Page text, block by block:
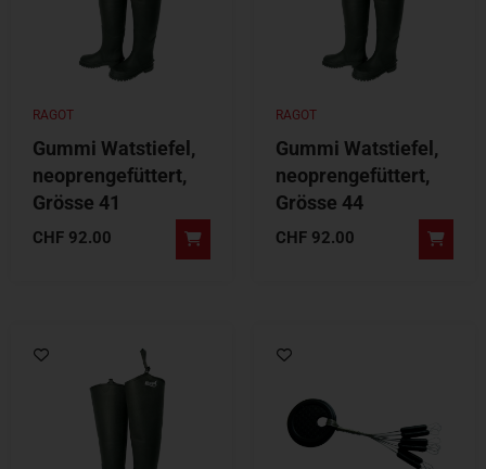
RAGOT
Gummi Watstiefel,
neoprengefüttert,
Grösse 41
CHF 92.00
RAGOT
Gummi Watstiefel,
neoprengefüttert,
Grösse 44
CHF 92.00